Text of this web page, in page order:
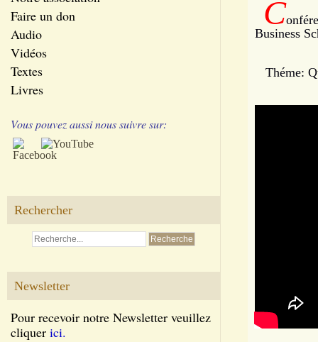
Faire un don
Audio
Vidéos
Textes
Livres
Vous pouvez aussi nous suivre sur:
Rechercher
Newsletter
Pour recevoir notre Newsletter veuillez
cliquer ici.
C
Business
Théme: